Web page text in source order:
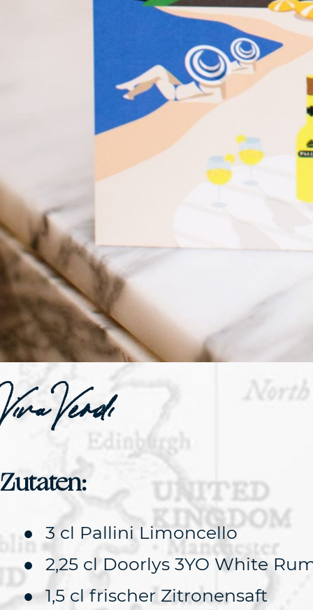
Viva Verdi
Zutaten:
3 cl Pallini Limoncello
2,25 cl Doorlys 3YO White
1,5 cl frischer Zitronensaft